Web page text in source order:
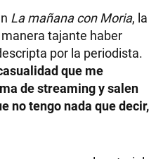
La mañana con Moria, la
tajante haber
por la periodista.
que me
de streaming y salen
no tengo nada que decir,